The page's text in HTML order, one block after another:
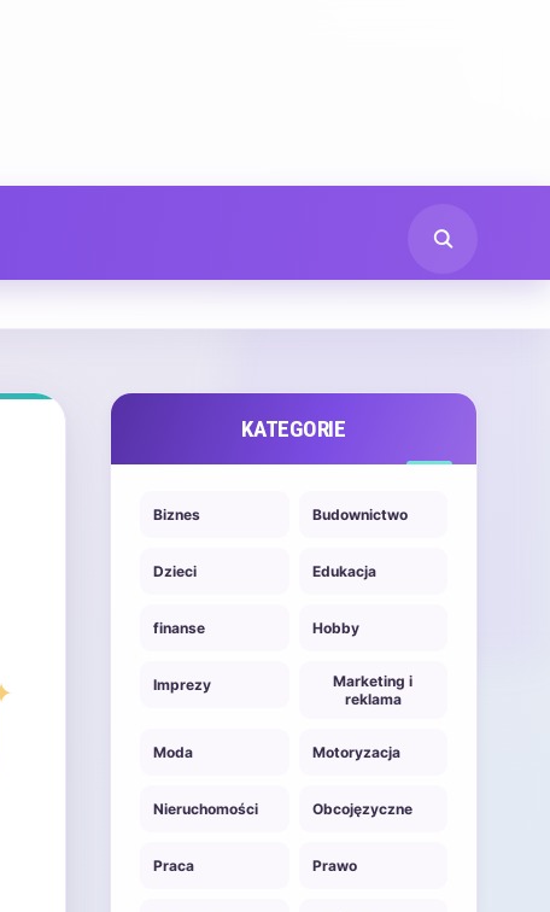
KATEGORIE
Biznes Budownictwo
Dzieci Edukacja
finanse Hobby
Imprezy
Marketing i
reklama
Moda Motoryzacja
Nieruchomości Obcojęzyczne
Praca Prawo